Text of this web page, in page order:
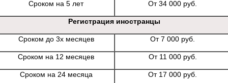
Сроком на 5 лет От 34 000 руб.
Регистрация иностранцы
Сроком до 3х месяцев От 7 000 руб.
Сроком на 12 месяцев От 11 000 руб.
Сроком на 24 месяца От 17 000 руб.